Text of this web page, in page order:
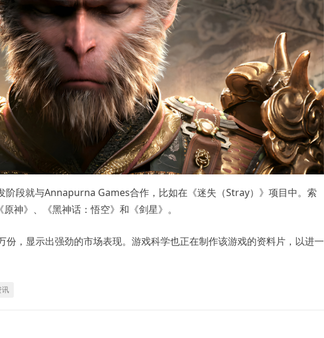
段就与Annapurna Games合作，比如在《迷失（Stray）》项目中。索
神》、《黑神话：悟空》和《剑星》。
份，显示出强劲的市场表现。游戏科学也正在制作该游戏的资料片，以进一
讯